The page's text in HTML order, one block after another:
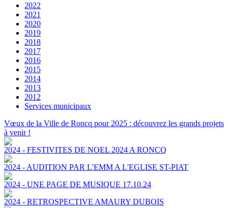
2022
2021
2020
2019
2018
2017
2016
2015
2014
2013
2012
Services municipaux
Vœux de la Ville de Roncq pour 2025 : découvrez les grands projets
à venir !
2024 - FESTIVITES DE NOEL 2024 A RONCQ
2024 - AUDITION PAR L'EMM A L'EGLISE ST-PIAT
2024 - UNE PAGE DE MUSIQUE 17.10.24
2024 - RETROSPECTIVE AMAURY DUBOIS